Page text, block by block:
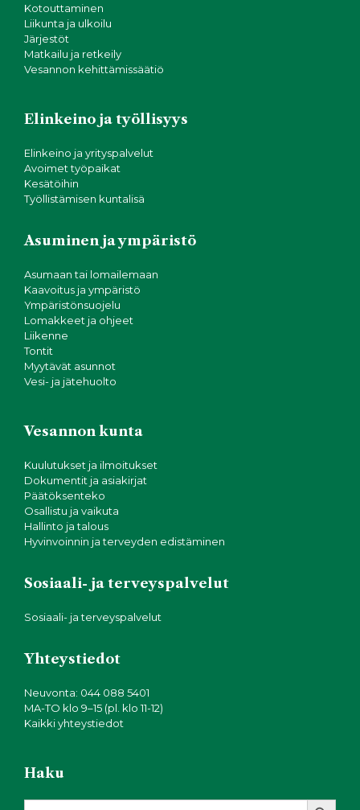
Kotouttaminen
Liikunta ja ulkoilu
Järjestöt
Matkailu ja retkeily
Vesannon kehittämissäätiö
Elinkeino ja työllisyys
Elinkeino ja yrityspalvelut
Avoimet työpaikat
Kesätöihin
Työllistämisen kuntalisä
Asuminen ja ympäristö
Asumaan tai lomailemaan
Kaavoitus ja ympäristö
Ympäristönsuojelu
Lomakkeet ja ohjeet
Liikenne
Tontit
Myytävät asunnot
Vesi- ja jätehuolto
Vesannon kunta
Kuulutukset ja ilmoitukset
Dokumentit ja asiakirjat
Päätöksenteko
Osallistu ja vaikuta
Hallinto ja talous
Hyvinvoinnin ja terveyden edistäminen
Sosiaali- ja terveyspalvelut
Sosiaali- ja terveyspalvelut
Yhteystiedot
Neuvonta: 044 088 5401
MA-TO klo 9–15 (pl. klo 11-12)
Kaikki yhteystiedot
Haku
Search Search Button